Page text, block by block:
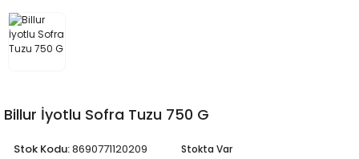
Billur İyotlu Sofra Tuzu 750 G
Stok Kodu:8690771120209 Stokta Var